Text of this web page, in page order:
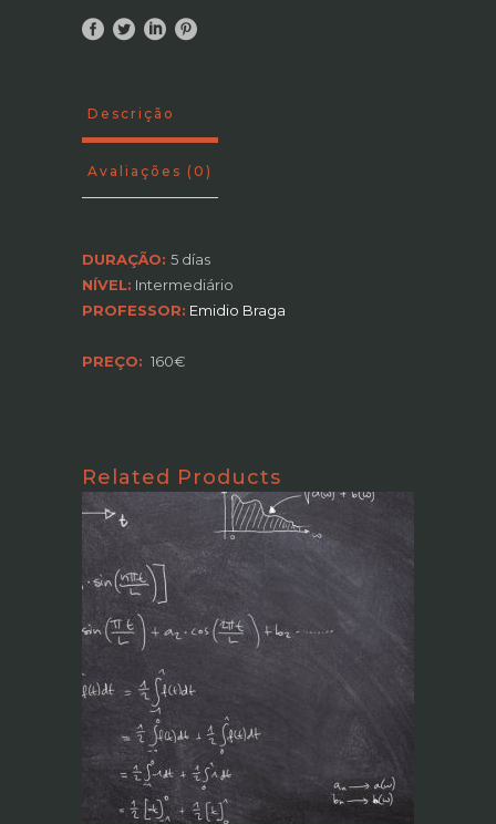
quantity
Descrição
Avaliações (0)
DURAÇÃO: 5 días
NÍVEL: Intermediário
PROFESSOR: Emidio Braga
PREÇO: 160€
Related Products
Ajustes de Sistemas
de Sonorização (On
line)